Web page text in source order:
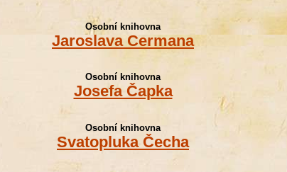
Osobní knihovna
Jaroslava Cermana
Osobní knihovna
Josefa Čapka
Osobní knihovna
Svatopluka Čecha